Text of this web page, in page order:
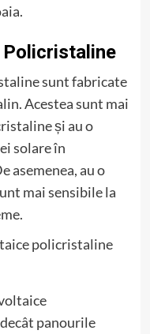
sunt fabricate
Acestea sunt mai
și au o
solare în
asemenea, au o
mai sensibile la
policristaline
panourile